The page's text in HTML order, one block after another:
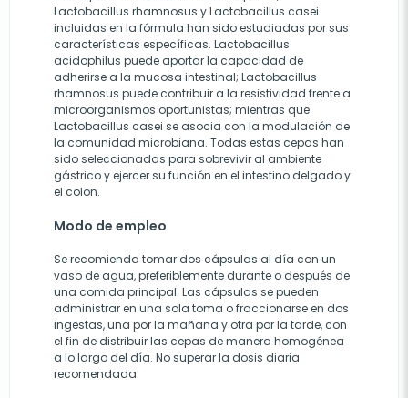
Lactobacillus rhamnosus y Lactobacillus casei
incluidas en la fórmula han sido estudiadas por sus
características específicas. Lactobacillus
acidophilus puede aportar la capacidad de
adherirse a la mucosa intestinal; Lactobacillus
rhamnosus puede contribuir a la resistividad frente a
microorganismos oportunistas; mientras que
Lactobacillus casei se asocia con la modulación de
la comunidad microbiana. Todas estas cepas han
sido seleccionadas para sobrevivir al ambiente
gástrico y ejercer su función en el intestino delgado y
el colon.
Modo de empleo
Se recomienda tomar dos cápsulas al día con un
vaso de agua, preferiblemente durante o después de
una comida principal. Las cápsulas se pueden
administrar en una sola toma o fraccionarse en dos
ingestas, una por la mañana y otra por la tarde, con
el fin de distribuir las cepas de manera homogénea
a lo largo del día. No superar la dosis diaria
recomendada.